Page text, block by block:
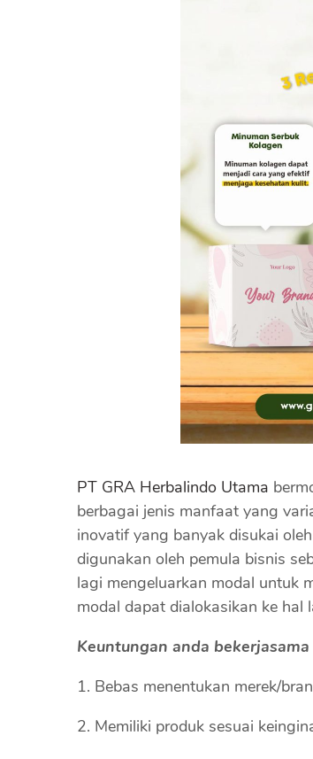
PT GRA Herbalindo Utama
berbagai jenis manfaat yang
inovatif yang banyak disukai
digunakan oleh pemula bisnis
lagi mengeluarkan modal untuk
modal dapat dialokasikan ke hal
Keuntungan anda
Bebas menentukan merek/
Memiliki produk sesuai